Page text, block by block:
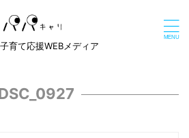
育て応援WEBメディア